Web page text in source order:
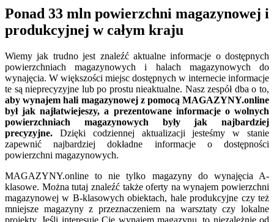
Ponad 33 mln powierzchni magazynowej i
produkcyjnej w całym kraju
Wiemy jak trudno jest znaleźć aktualne informacje o dostępnych
powierzchniach magazynowych i halach magazynowych do
wynajęcia. W większości miejsc dostępnych w internecie informacje
te są nieprecyzyjne lub po prostu nieaktualne. Nasz zespół dba o to,
aby wynajem hali magazynowej z pomocą MAGAZYNY.online
był jak najłatwiejeszy, a prezentowane informacje o wolnych
powierzchniach magazynowych były jak najbardziej
precyzyjne. Dzięki codziennej aktualizacji jesteśmy w stanie
zapewnić najbardziej dokładne informacje o dostępności
powierzchni magazynowych.
MAGAZYNY.online to nie tylko magazyny do wynajęcia A-
klasowe. Można tutaj znaleźć także oferty na wynajem powierzchni
magazynowej w B-klasowych obiektach, hale produkcyjne czy też
mniejsze magazyny z przeznaczeniem na warsztaty czy lokalne